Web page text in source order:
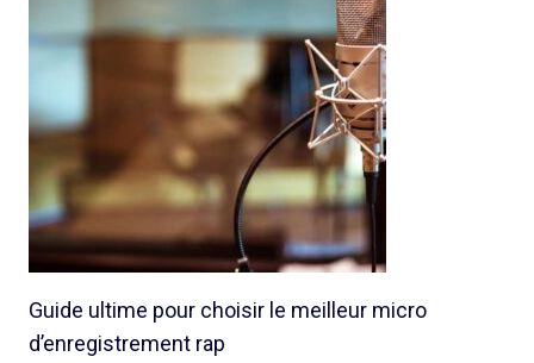
Guide ultime pour choisir le meilleur micro
d’enregistrement rap